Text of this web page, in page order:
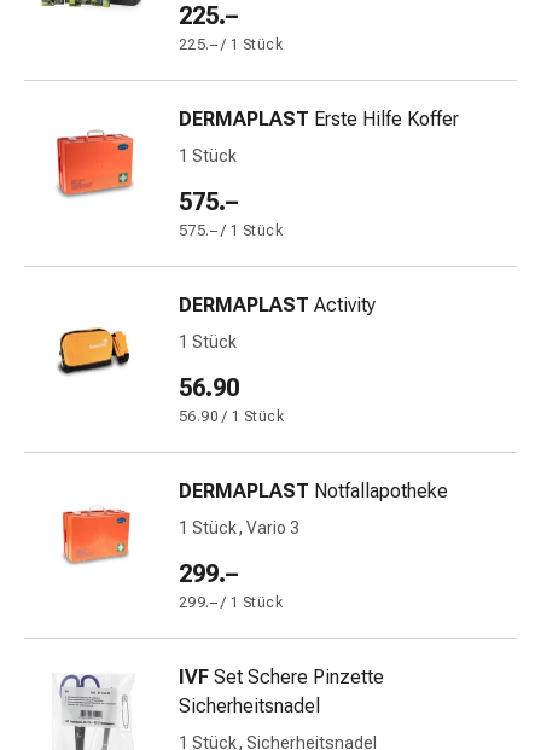
Hämorrhoiden
Magenbrennen
Übelkeit
Erbrechen
Blähungen
Krämpfe
Medizinische
Hautpflege
Ekzeme
Warzen
Fusspilz
Narbenbehandlung
Trockene
Haut
225.–
225.– / 1 Stück
DERMAPLAST Erste Hilfe Koffer
1 Stück
575.–
575.– / 1 Stück
DERMAPLAST Activity
1 Stück
56.90
56.90 / 1 Stück
DERMAPLAST Notfallapotheke
1 Stück, Vario 3
299.–
299.– / 1 Stück
IVF Set Schere Pinzette
Sicherheitsnadel
1 Stück, Sicherheitsnadel